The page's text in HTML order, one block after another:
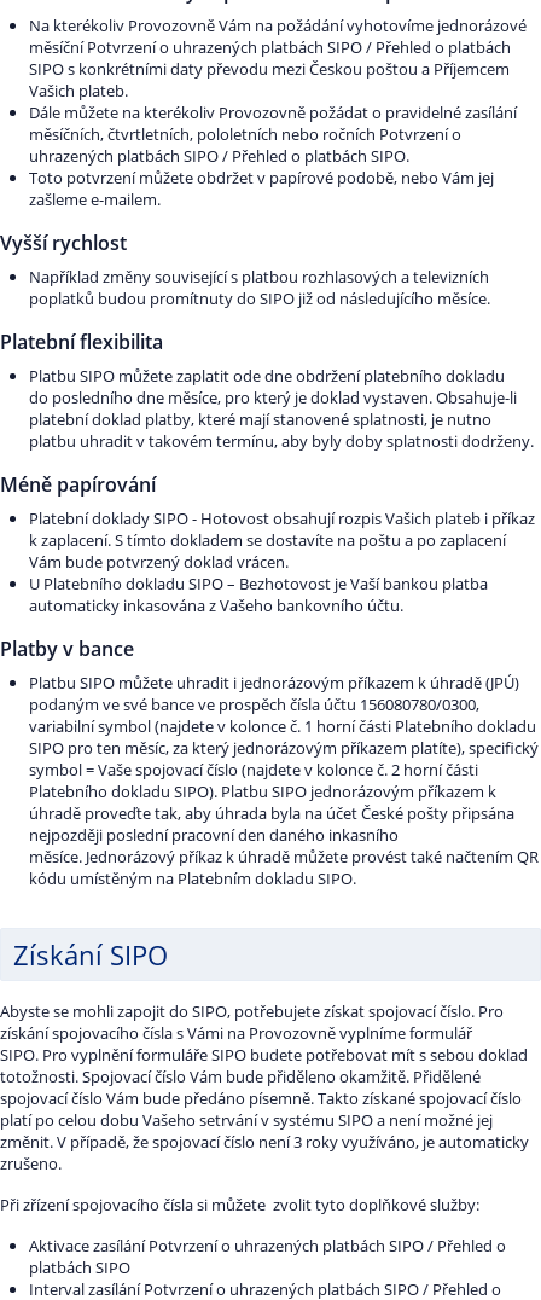
Na kterékoliv Provozovně Vám na požádání vyhotovíme jednorázové
měsíční Potvrzení o uhrazených platbách SIPO / Přehled o platbách
SIPO s konkrétními daty převodu mezi Českou poštou a Příjemcem
Vašich plateb.
Dále můžete na kterékoliv Provozovně požádat o pravidelné zasílání
měsíčních, čtvrtletních, pololetních nebo ročních Potvrzení o
uhrazených platbách SIPO / Přehled o platbách SIPO.
Toto potvrzení můžete obdržet v papírové podobě, nebo Vám jej
zašleme e-mailem.
Vyšší rychlost
Například změny související s platbou rozhlasových a televizních
poplatků budou promítnuty do SIPO již od následujícího měsíce.
Platební flexibilita
Platbu SIPO můžete zaplatit ode dne obdržení platebního dokladu
do posledního dne měsíce, pro který je doklad vystaven. Obsahuje-li
platební doklad platby, které mají stanovené splatnosti, je nutno
platbu uhradit v takovém termínu, aby byly doby splatnosti dodrženy.
Méně papírování
Platební doklady SIPO - Hotovost obsahují rozpis Vašich plateb i příkaz
k zaplacení. S tímto dokladem se dostavíte na poštu a po zaplacení
Vám bude potvrzený doklad vrácen.
U Platebního dokladu SIPO – Bezhotovost je Vaší bankou platba
automaticky inkasována z Vašeho bankovního účtu.
Platby v bance
Platbu SIPO můžete uhradit i jednorázovým příkazem k úhradě (JPÚ)
podaným ve své bance ve prospěch čísla účtu 156080780/0300,
variabilní symbol (najdete v kolonce č. 1 horní části Platebního dokladu
SIPO pro ten měsíc, za který jednorázovým příkazem platíte), specifický
symbol = Vaše spojovací číslo (najdete v kolonce č. 2 horní části
Platebního dokladu SIPO). Platbu SIPO jednorázovým příkazem k
úhradě proveďte tak, aby úhrada byla na účet České pošty připsána
nejpozději poslední pracovní den daného inkasního
měsíce. Jednorázový příkaz k úhradě můžete provést také načtením QR
kódu umístěným na Platebním dokladu SIPO.
Získání SIPO
Abyste se mohli zapojit do SIPO, potřebujete získat spojovací číslo. Pro
získání spojovacího čísla s Vámi na Provozovně vyplníme formulář
SIPO. Pro vyplnění formuláře SIPO budete potřebovat mít s sebou doklad
totožnosti. Spojovací číslo Vám bude přiděleno okamžitě. Přidělené
spojovací číslo Vám bude předáno písemně. Takto získané spojovací číslo
platí po celou dobu Vašeho setrvání v systému SIPO a není možné jej
změnit. V případě, že spojovací číslo není 3 roky využíváno, je automaticky
zrušeno.
Při zřízení spojovacího čísla si můžete zvolit tyto doplňkové služby:
Aktivace zasílání Potvrzení o uhrazených platbách SIPO / Přehled o
platbách SIPO
Interval zasílání Potvrzení o uhrazených platbách SIPO / Přehled o